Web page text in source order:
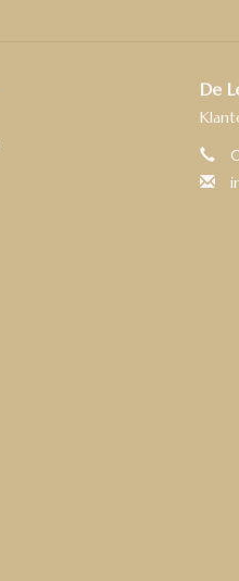
De